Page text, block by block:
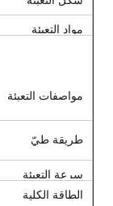
مواد التعبئة
مواصفات التعبئة
طريقة طيّ
سرعة التعبئة
الطاقة الكلية